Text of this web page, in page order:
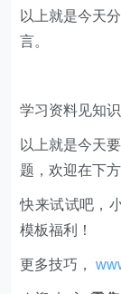
以上就是今天
言。
学习资料见知识
以上就是今天
题，欢迎在下方
快来试试吧，
模板福利​​​​！
更多技巧，